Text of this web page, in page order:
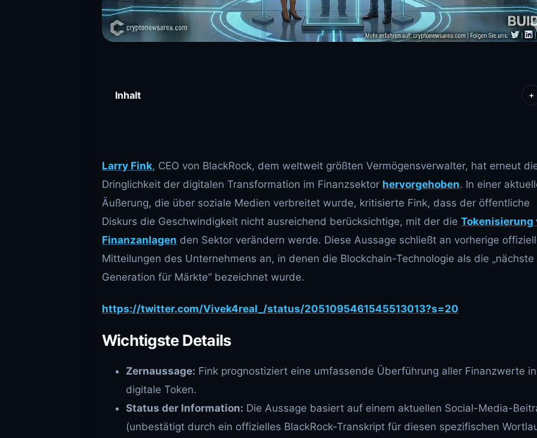
Inhalt +
Larry Fink, CEO von BlackRock, dem weltweit größten Vermögensverwalter, hat erneut
Dringlichkeit der digitalen Transformation im Finanzsektor hervorgehoben. In einer
Äußerung, die über soziale Medien verbreitet wurde, kritisierte Fink, dass der öffentliche
Diskurs die Geschwindigkeit nicht ausreichend berücksichtige, mit der die Tokenisierung
Finanzanlagen den Sektor verändern werde. Diese Aussage schließt an vorherige
Mitteilungen des Unternehmens an, in denen die Blockchain-Technologie als die „nächste
Generation für Märkte“ bezeichnet wurde.
https://twitter.com/Vivek4real_/status/2051095461545513013?s=20
Wichtigste Details
Zernaussage: Fink prognostiziert eine umfassende Überführung aller Finanzwerte in
digitale Token.
Status der Information: Die Aussage basiert auf einem aktuellen Social-Media-
(unbestätigt durch ein offizielles BlackRock-Transkript für diesen spezifischen